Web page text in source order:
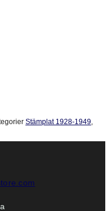
Stämplat 1928-1949,